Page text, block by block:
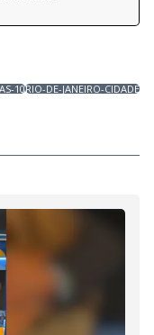
10RIO-DE-JANEIRO-CIDADE